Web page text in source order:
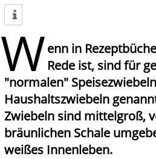
tweet
Wenn in
Rede ist, sind für
"normalen"
Haushaltszwiebeln
Zwiebeln sind mittelgroß,
bräunlichen Schale
weißes Innenleben.